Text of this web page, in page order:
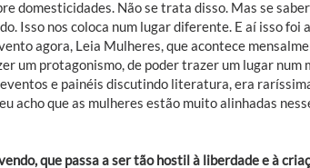
domesticidades. Não se trata disso. Mas se
Isso nos coloca num lugar diferente. E aí isso foi
agora, Leia Mulheres, que acontece
um protagonismo, de poder trazer um lugar num
e painéis discutindo literatura, era
acho que as mulheres estão muito alinhadas
que passa a ser tão hostil à liberdade e à